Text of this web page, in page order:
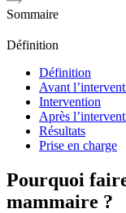
Sommaire
Définition
Définition
Avant
Intervention
Après
Résultats
Prise en charge
Pourquoi
mammaire ?